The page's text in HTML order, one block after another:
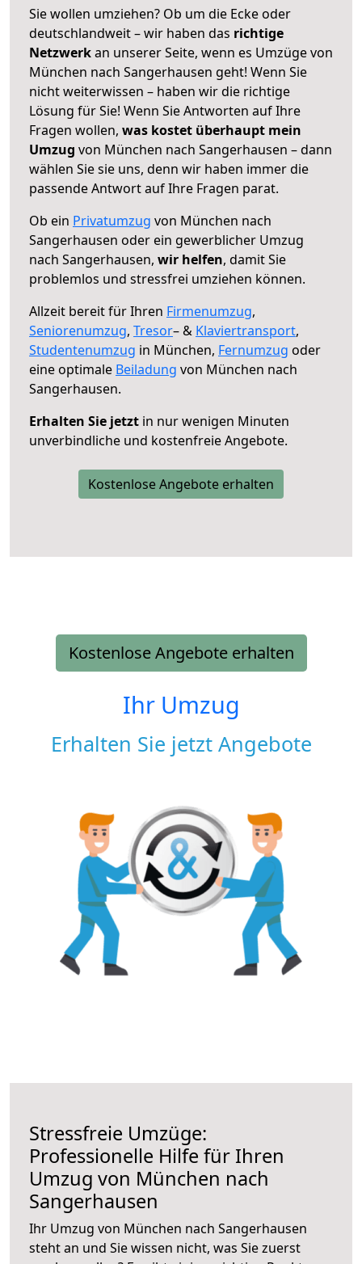
Sie wollen umziehen? Ob um die Ecke oder
deutschlandweit – wir haben das richtige
Netzwerkan unserer Seite, wenn es Umzüge von
München nach Sangerhausen geht! Wenn Sie
nicht weiterwissen – haben wir die richtige
Lösung für Sie! Wenn Sie Antworten auf Ihre
Fragen wollen, was kostet überhaupt mein
Umzug von München nach Sangerhausen – dann
wählen Sie sie uns, denn wir haben immer die
passende Antwort auf Ihre Fragen parat.
Ob ein Privatumzug von München nach
Sangerhausen oder ein gewerblicher Umzug
nach Sangerhausen, wir helfen, damit Sie
problemlos und stressfrei umziehen können.
Allzeit bereit für Ihren Firmenumzug,
Seniorenumzug, Tresor– & Klaviertransport,
Studentenumzug in München, Fernumzug oder
eine optimale Beiladung von München nach
Sangerhausen.
Erhalten Sie jetzt in nur wenigen Minuten
unverbindliche und kostenfreie Angebote.
Kostenlose Angebote erhalten
Kostenlose Angebote erhalten
Ihr Umzug
Erhalten Sie jetzt Angebote
Stressfreie Umzüge:
Professionelle Hilfe für Ihren
Umzug von München nach
Sangerhausen
Ihr Umzug von München nach Sangerhausen
steht an und Sie wissen nicht, was Sie zuerst